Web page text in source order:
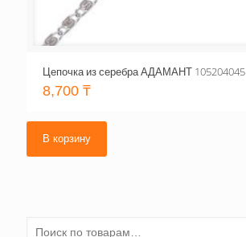
Цепочка из серебра АДАМАНТ 105204045
8,700 ₸
В корзину